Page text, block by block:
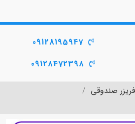
09128195947
09128472398
فریزر صندوقی